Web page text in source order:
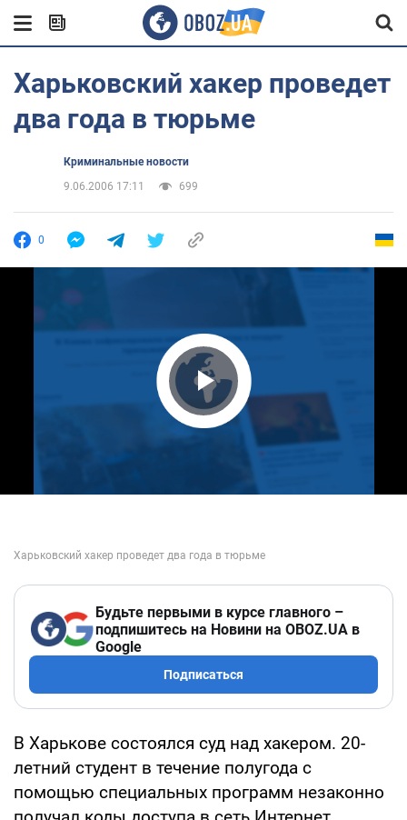
Харьковский хакер проведет
два года в тюрьме
Криминальные новости
9.06.2006 17:11
699
0
Play Video
Будьте первыми в курсе главного –
подпишитесь на Новини на OBOZ.UA в
Google
Подписаться
В Харькове состоялся суд над хакером. 20-
летний студент в течение полугода с
помощью специальных программ незаконно